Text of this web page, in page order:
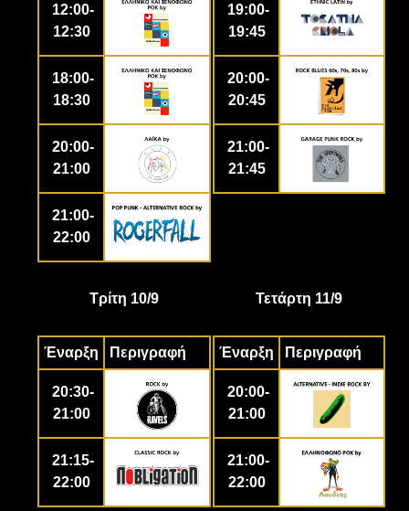
12:00-
12:30
18:00-
18:30
20:00-
21:00
21:00-
22:00
19:00-
19:45
20:00-
20:45
21:00-
21:45
Τρίτη 10/9 Τετάρτη 11/9
Έναρξη Περιγραφή
20:30-
21:00
21:15-
22:00
Έναρξη Περιγραφή
20:00-
21:00
21:00-
22:00